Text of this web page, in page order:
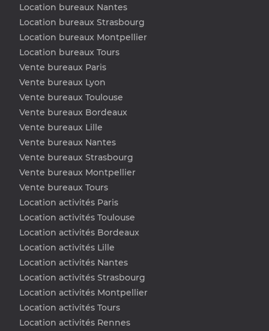
Location bureaux Nantes
Location bureaux Strasbourg
Location bureaux Montpellier
Location bureaux Tours
Vente bureaux Paris
Vente bureaux Lyon
Vente bureaux Toulouse
Vente bureaux Bordeaux
Vente bureaux Lille
Vente bureaux Nantes
Vente bureaux Strasbourg
Vente bureaux Montpellier
Vente bureaux Tours
Location activités Paris
Location activités Toulouse
Location activités Bordeaux
Location activités Lille
Location activités Nantes
Location activités Strasbourg
Location activités Montpellier
Location activités Tours
Location activités Rennes